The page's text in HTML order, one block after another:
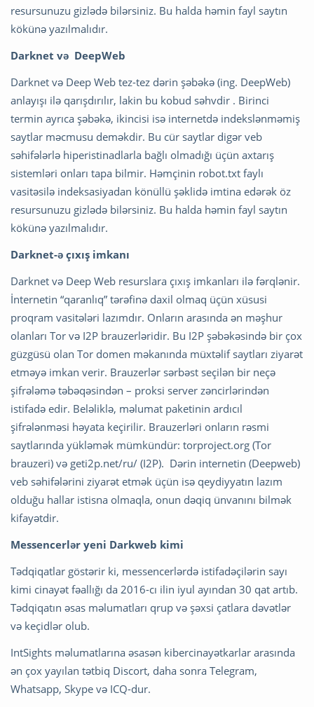
resursunuzu gizlədə bilərsiniz. Bu halda həmin fayl saytın
kökünə yazılmalıdır.
Darknet və DeepWeb
Darknet və Deep Web tez-tez dərin şəbəkə (ing. DeepWeb)
anlayışı ilə qarışdırılır, lakin bu kobud səhvdir . Birinci
termin ayrıca şəbəkə, ikincisi isə internetdə indekslənməmiş
saytlar məcmusu deməkdir. Bu cür saytlar digər veb
səhifələrlə hiperistinadlarla bağlı olmadığı üçün axtarış
sistemləri onları tapa bilmir. Həmçinin robot.txt faylı
vasitəsilə indeksasiyadan könüllü şəklidə imtina edərək öz
resursunuzu gizlədə bilərsiniz. Bu halda həmin fayl saytın
kökünə yazılmalıdır.
Darknet-ə çıxış imkanı
Darknet və Deep Web resurslara çıxış imkanları ilə fərqlənir.
İnternetin “qaranlıq” tərəfinə daxil olmaq üçün xüsusi
proqram vasitələri lazımdır. Onların arasında ən məşhur
olanları Tor və I2P brauzerləridir. Bu I2P şəbəkəsində bir çox
güzgüsü olan Tor domen məkanında müxtəlif saytları ziyarət
etməyə imkan verir. Brauzerlər sərbəst seçilən bir neçə
şifrələmə təbəqəsindən – proksi server zəncirlərindən
istifadə edir. Beləliklə, məlumat paketinin ardıcıl
şifrələnməsi həyata keçirilir. Brauzerləri onların rəsmi
saytlarında yükləmək mümkündür: torproject.org (Tor
brauzeri) və geti2p.net/ru/ (I2P). Dərin internetin (Deepweb)
veb səhifələrini ziyarət etmək üçün isə qeydiyyatın lazım
olduğu hallar istisna olmaqla, onun dəqiq ünvanını bilmək
kifayətdir.
Messencerlər yeni Darkweb kimi
Tədqiqatlar göstərir ki, messencerlərdə istifadəçilərin sayı
kimi cinayət fəallığı da 2016-cı ilin iyul ayından 30 qat artıb.
Tədqiqatın əsas məlumatları qrup və şəxsi çatlara dəvətlər
və keçidlər olub.
IntSights məlumatlarına əsasən kibercinayətkarlar arasında
ən çox yayılan tətbiq Discort, daha sonra Telegram,
Whatsapp, Skype və ICQ-dur.